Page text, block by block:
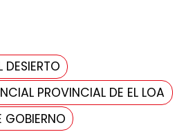
DESIERTO
PROVINCIAL DE EL LOA
GOBIERNO